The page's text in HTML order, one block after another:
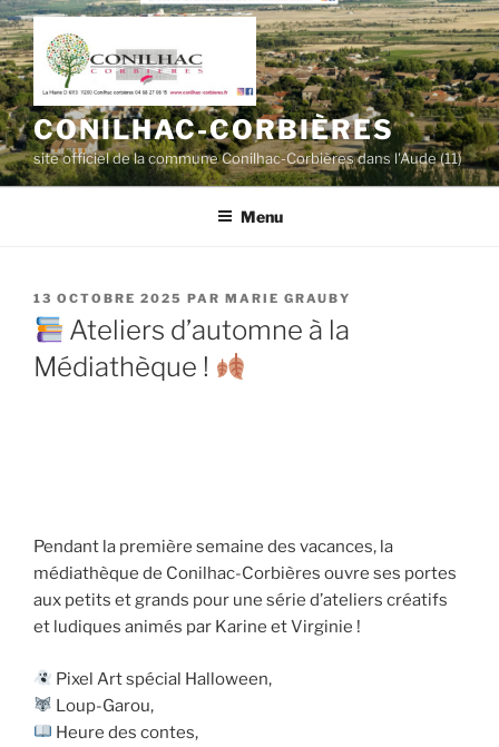
Aller
au
contenu
principal
CONILHAC-CORBIÈRES
site officiel de la commune Conilhac-Corbières dans l'Aude (11)
Menu
PUBLIÉ
LE
13 OCTOBRE 2025 PAR MARIE GRAUBY
Ateliers d’automne à la
Médiathèque !
Pendant la première semaine des vacances, la
médiathèque de Conilhac-Corbières ouvre ses portes
aux petits et grands pour une série d’ateliers créatifs
et ludiques animés par Karine et Virginie !
Pixel Art spécial Halloween,
Loup-Garou,
Heure des contes,